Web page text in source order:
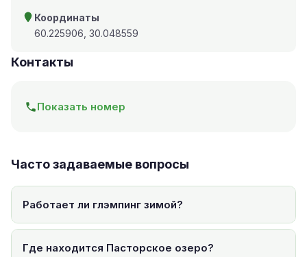
Координаты
60.225906, 30.048559
Контакты
Показать номер
Часто задаваемые вопросы
Работает ли глэмпинг зимой?
Где находится Пасторское озеро?